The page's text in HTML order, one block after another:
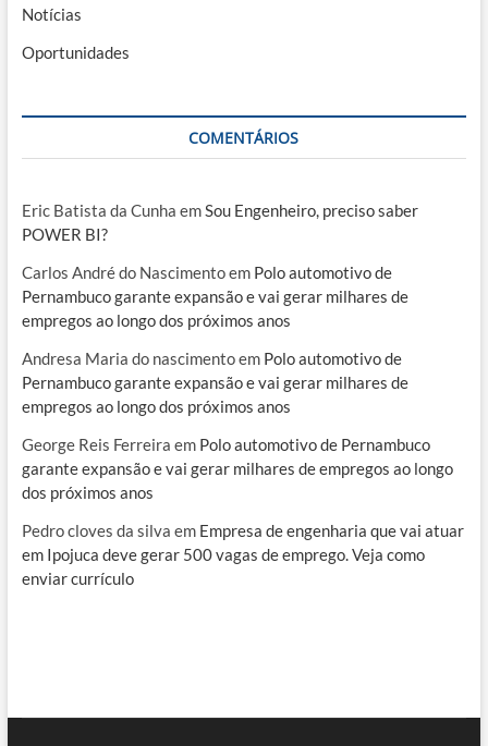
Notícias
Oportunidades
COMENTÁRIOS
Eric Batista da Cunha emSou Engenheiro, preciso saber
POWER BI?
Carlos André do Nascimentoem Polo automotivo de
Pernambuco garante expansão e vai gerar milhares de
empregos ao longo dos próximos anos
Andresa Maria do nascimentoem Polo automotivo de
Pernambuco garante expansão e vai gerar milhares de
empregos ao longo dos próximos anos
George Reis Ferreira em Polo automotivo de Pernambuco
garante expansão e vai gerar milhares de empregos ao longo
dos próximos anos
Pedro cloves da silva em Empresa de engenharia que vai atuar
em Ipojuca deve gerar 500 vagas de emprego. Veja como
enviar currículo